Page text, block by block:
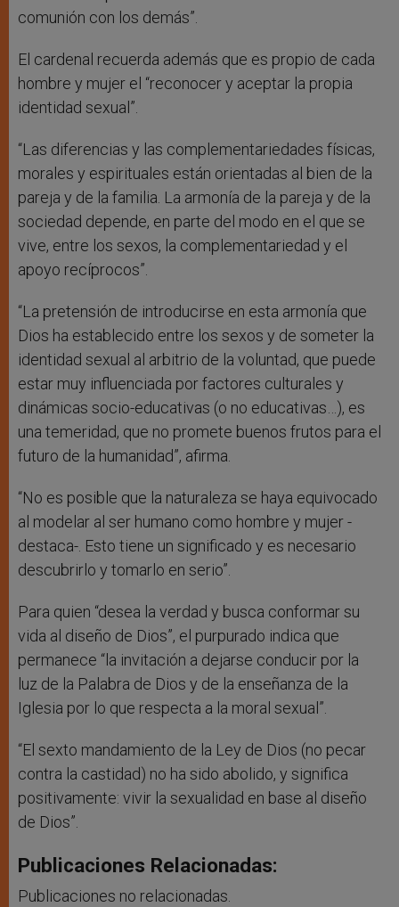
comunión con los demás”.
El cardenal recuerda además que es propio de cada
hombre y mujer el “reconocer y aceptar la propia
identidad sexual”.
“Las diferencias y las complementariedades físicas,
morales y espirituales están orientadas al bien de la
pareja y de la familia. La armonía de la pareja y de la
sociedad depende, en parte del modo en el que se
vive, entre los sexos, la complementariedad y el
apoyo recíprocos”.
“La pretensión de introducirse en esta armonía que
Dios ha establecido entre los sexos y de someter la
identidad sexual al arbitrio de la voluntad, que puede
estar muy influenciada por factores culturales y
dinámicas socio-educativas (o no educativas…), es
una temeridad, que no promete buenos frutos para el
futuro de la humanidad”, afirma.
“No es posible que la naturaleza se haya equivocado
al modelar al ser humano como hombre y mujer -
destaca-. Esto tiene un significado y es necesario
descubrirlo y tomarlo en serio”.
Para quien “desea la verdad y busca conformar su
vida al diseño de Dios”, el purpurado indica que
permanece “la invitación a dejarse conducir por la
luz de la Palabra de Dios y de la enseñanza de la
Iglesia por lo que respecta a la moral sexual”.
“El sexto mandamiento de la Ley de Dios (no pecar
contra la castidad) no ha sido abolido, y significa
positivamente: vivir la sexualidad en base al diseño
de Dios”.
Publicaciones Relacionadas:
Publicaciones no relacionadas.